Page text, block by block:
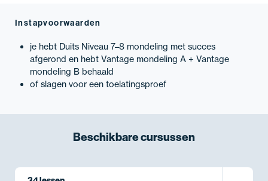
Instapvoorwaarden
je hebt Duits Niveau 7–8 mondeling met succes
afgerond en hebt Vantage mondeling A + Vantage
mondeling B behaald
of slagen voor een toelatingsproef
Beschikbarecursussen